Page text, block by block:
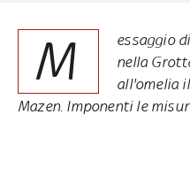
M
essaggio
nella
all'omelia
Mazen. Imponenti le